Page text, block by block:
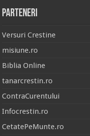
Parteneri
Versuri Crestine
misiune.ro
Biblia Online
tanarcrestin.ro
ContraCurentului
Infocrestin.ro
CetatePeMunte.ro